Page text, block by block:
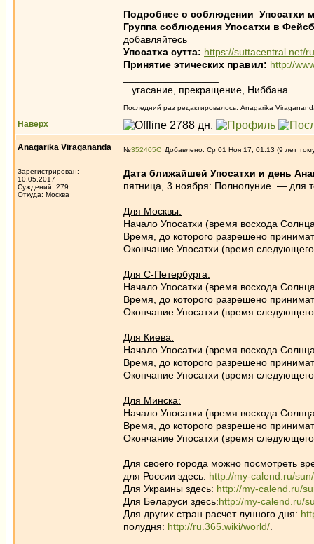
Подробнее о соблюдении Упосатхи
Группа соблюдения Упосатхи в
добавляйтесь
Упосатха сутта: https://suttacentral.net/
Принятие этических правил: http://
...угасание, прекращение, Ниббана
Последний раз редактировалось: Anagarika
Наверх
Anagarika Viragananda
Зарегистрирован:
10.05.2017
Суждений: 279
Откуда: Москва
№352405 Добавлено: Ср 01 Ноя 17, 01:13 (9 лет
Дата ближайшей Упосатхи и день
пятница, 3 ноября: Полнолуние — для
Для Москвы:
Начало Упосатхи (время восхода
Время, до которого разрешено
Окончание Упосатхи (время
Для С-Петербурга:
Начало Упосатхи (время восхода
Время, до которого разрешено
Окончание Упосатхи (время
Для Киева:
Начало Упосатхи (время восхода
Время, до которого разрешено
Окончание Упосатхи (время
Для Минска:
Начало Упосатхи (время восхода
Время, до которого разрешено
Окончание Упосатхи (время
Для своего города можно посмотреть
для России здесь: http://my-calend.ru/
Для Украины здесь: http://my-calend.ru/
Для Беларуси здесь:http://my-calend.ru/
Для других стран расчет лунного дня:
полудня: http://ru.365.wiki/world/